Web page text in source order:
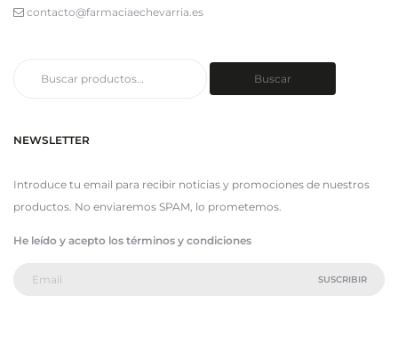
contacto@farmaciaechevarria.es
Buscar
NEWSLETTER
Introduce tu email para recibir noticias y promociones de nuestros
productos. No enviaremos SPAM, lo prometemos.
He leído y acepto los términos y condiciones